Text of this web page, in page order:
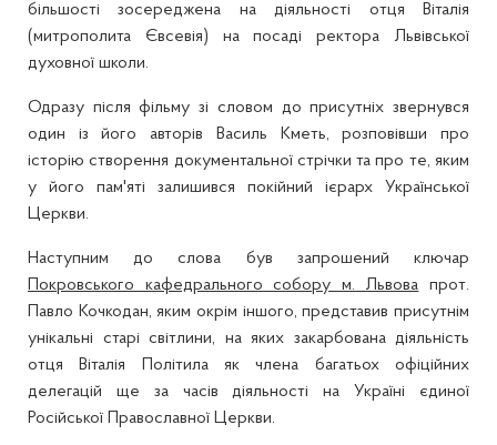
більшості зосереджена на діяльності отця Віталія
(митрополита Євсевія) на посаді ректора Львівської
духовної школи.
Одразу після фільму зі словом до присутніх звернувся
один із його авторів Василь Кметь, розповівши про
історію створення документальної стрічки та про те, яким
у його пам'яті залишився покійний ієрарх Української
Церкви.
Наступним до слова був запрошений ключар
Покровського кафедрального собору м. Львова прот.
Павло Кочкодан, яким окрім іншого, представив присутнім
унікальні старі світлини, на яких закарбована діяльність
отця Віталія Політила як члена багатьох офіційних
делегацій ще за часів діяльності на Україні єдиної
Російської Православної Церкви.